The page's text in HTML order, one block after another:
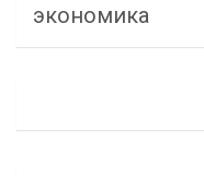
экономика